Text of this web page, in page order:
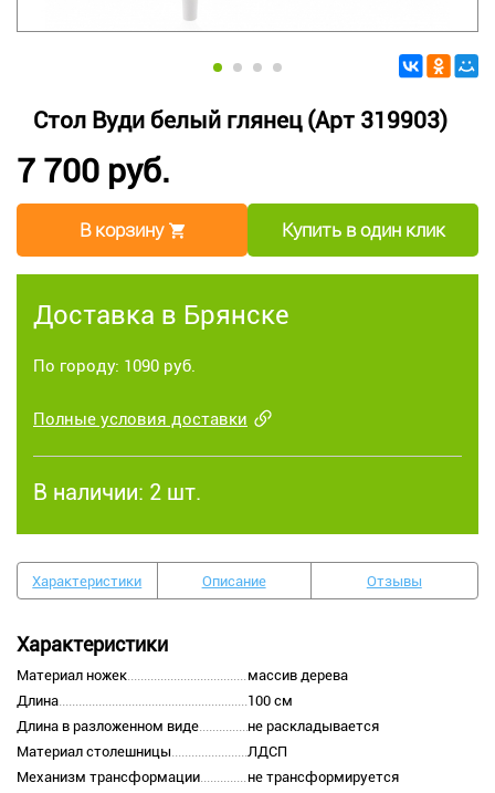
Стол Вуди белый глянец (Арт 319903)
7 700 руб.
В корзину Купить в один клик
Доставка в Брянске
По городу: 1090 руб.
Полные условия доставки
В наличии: 2 шт.
Характеристики Описание Отзывы
Характеристики
Материал ножек
массив дерева
Длина
100 см
Длина в разложенном виде
не раскладывается
Материал столешницы
ЛДСП
Механизм трансформации
не трансформируется